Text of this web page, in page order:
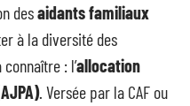
desaidants familiaux
à la diversité des
: l’allocation
. Versée par la CAF ou